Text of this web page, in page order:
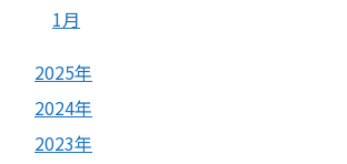
1月
2025年
2024年
2023年